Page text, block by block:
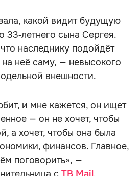
какой видит будущую
33‑летнего сына Сергея.
наследнику подойдёт
неё саму, — невысокого
внешности.
и мне кажется, он ищет
— он не хочет, чтобы
а хочет, чтобы она была
финансов. Главное,
поговорить», —